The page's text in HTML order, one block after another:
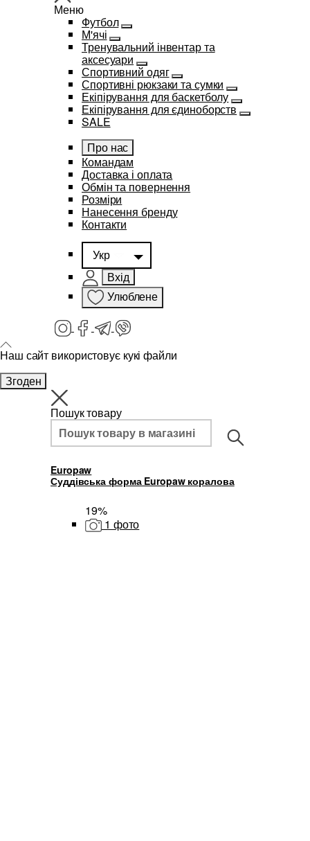
Меню
Футбол
М'ячі
Тренувальний інвентар та
аксесуари
Спортивний одяг
Спортивні рюкзаки та сумки
Екіпірування для баскетболу
Екіпірування для єдиноборств
SALE
Про нас
Командам
Доставка і оплата
Обмін та повернення
Розміри
Нанесення бренду
Контакти
Укр
Вхід
Улюблене
Наш сайт використовує кукі файли
Згоден
Пошук товару
Europaw
Суддівська форма Europaw коралова
19%
1 фото